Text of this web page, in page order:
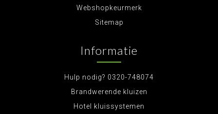
Webshopkeurmerk
Sitemap
Informatie
Hulp nodig? 0320-748074
Brandwerende kluizen
Hotel kluissystemen